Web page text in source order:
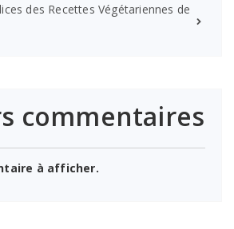
des Recettes Végétariennes de
commentaires
à afficher.